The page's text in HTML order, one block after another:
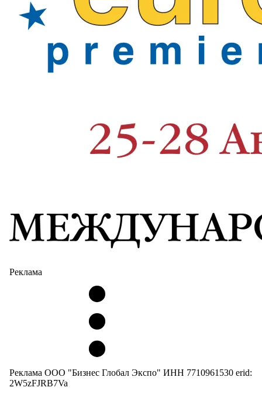
Реклама
Реклама ООО "Бизнес Глобал Экспо" ИНН 7710961530 erid:
2W5zFJRB7Va